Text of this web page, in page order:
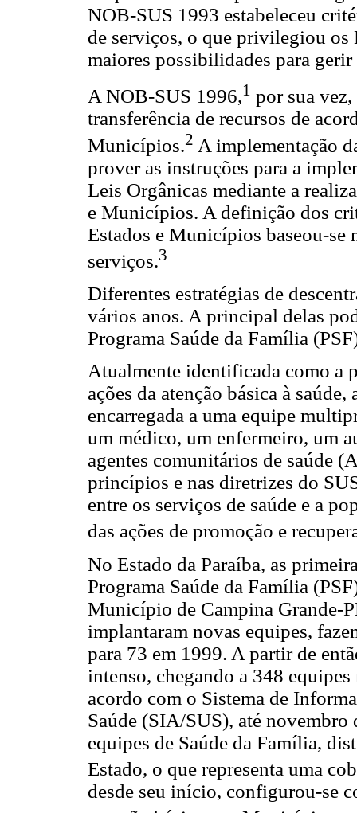
NOB-SUS 1993 estabeleceu
de serviços, o que privilegiou
maiores possibilidades para gerir
A NOB-SUS 1996,1 por sua
transferência de recursos de
Municípios.2 A implementação
prover as instruções para a
Leis Orgânicas mediante a
e Municípios. A definição dos
Estados e Municípios baseou-se
serviços.3
Diferentes estratégias de
vários anos. A principal delas
Programa Saúde da Família
Atualmente identificada como a
ações da atenção básica à
encarregada a uma equipe
um médico, um enfermeiro, um
agentes comunitários de saúde
princípios e nas diretrizes do
entre os serviços de saúde e a
das ações de promoção e
No Estado da Paraíba, as
Programa Saúde da Família
Município de Campina Grande-
implantaram novas equipes,
para 73 em 1999. A partir de
intenso, chegando a 348
acordo com o Sistema de
Saúde (SIA/SUS), até novembro
equipes de Saúde da Família,
Estado, o que representa uma
desde seu início, configurou-se